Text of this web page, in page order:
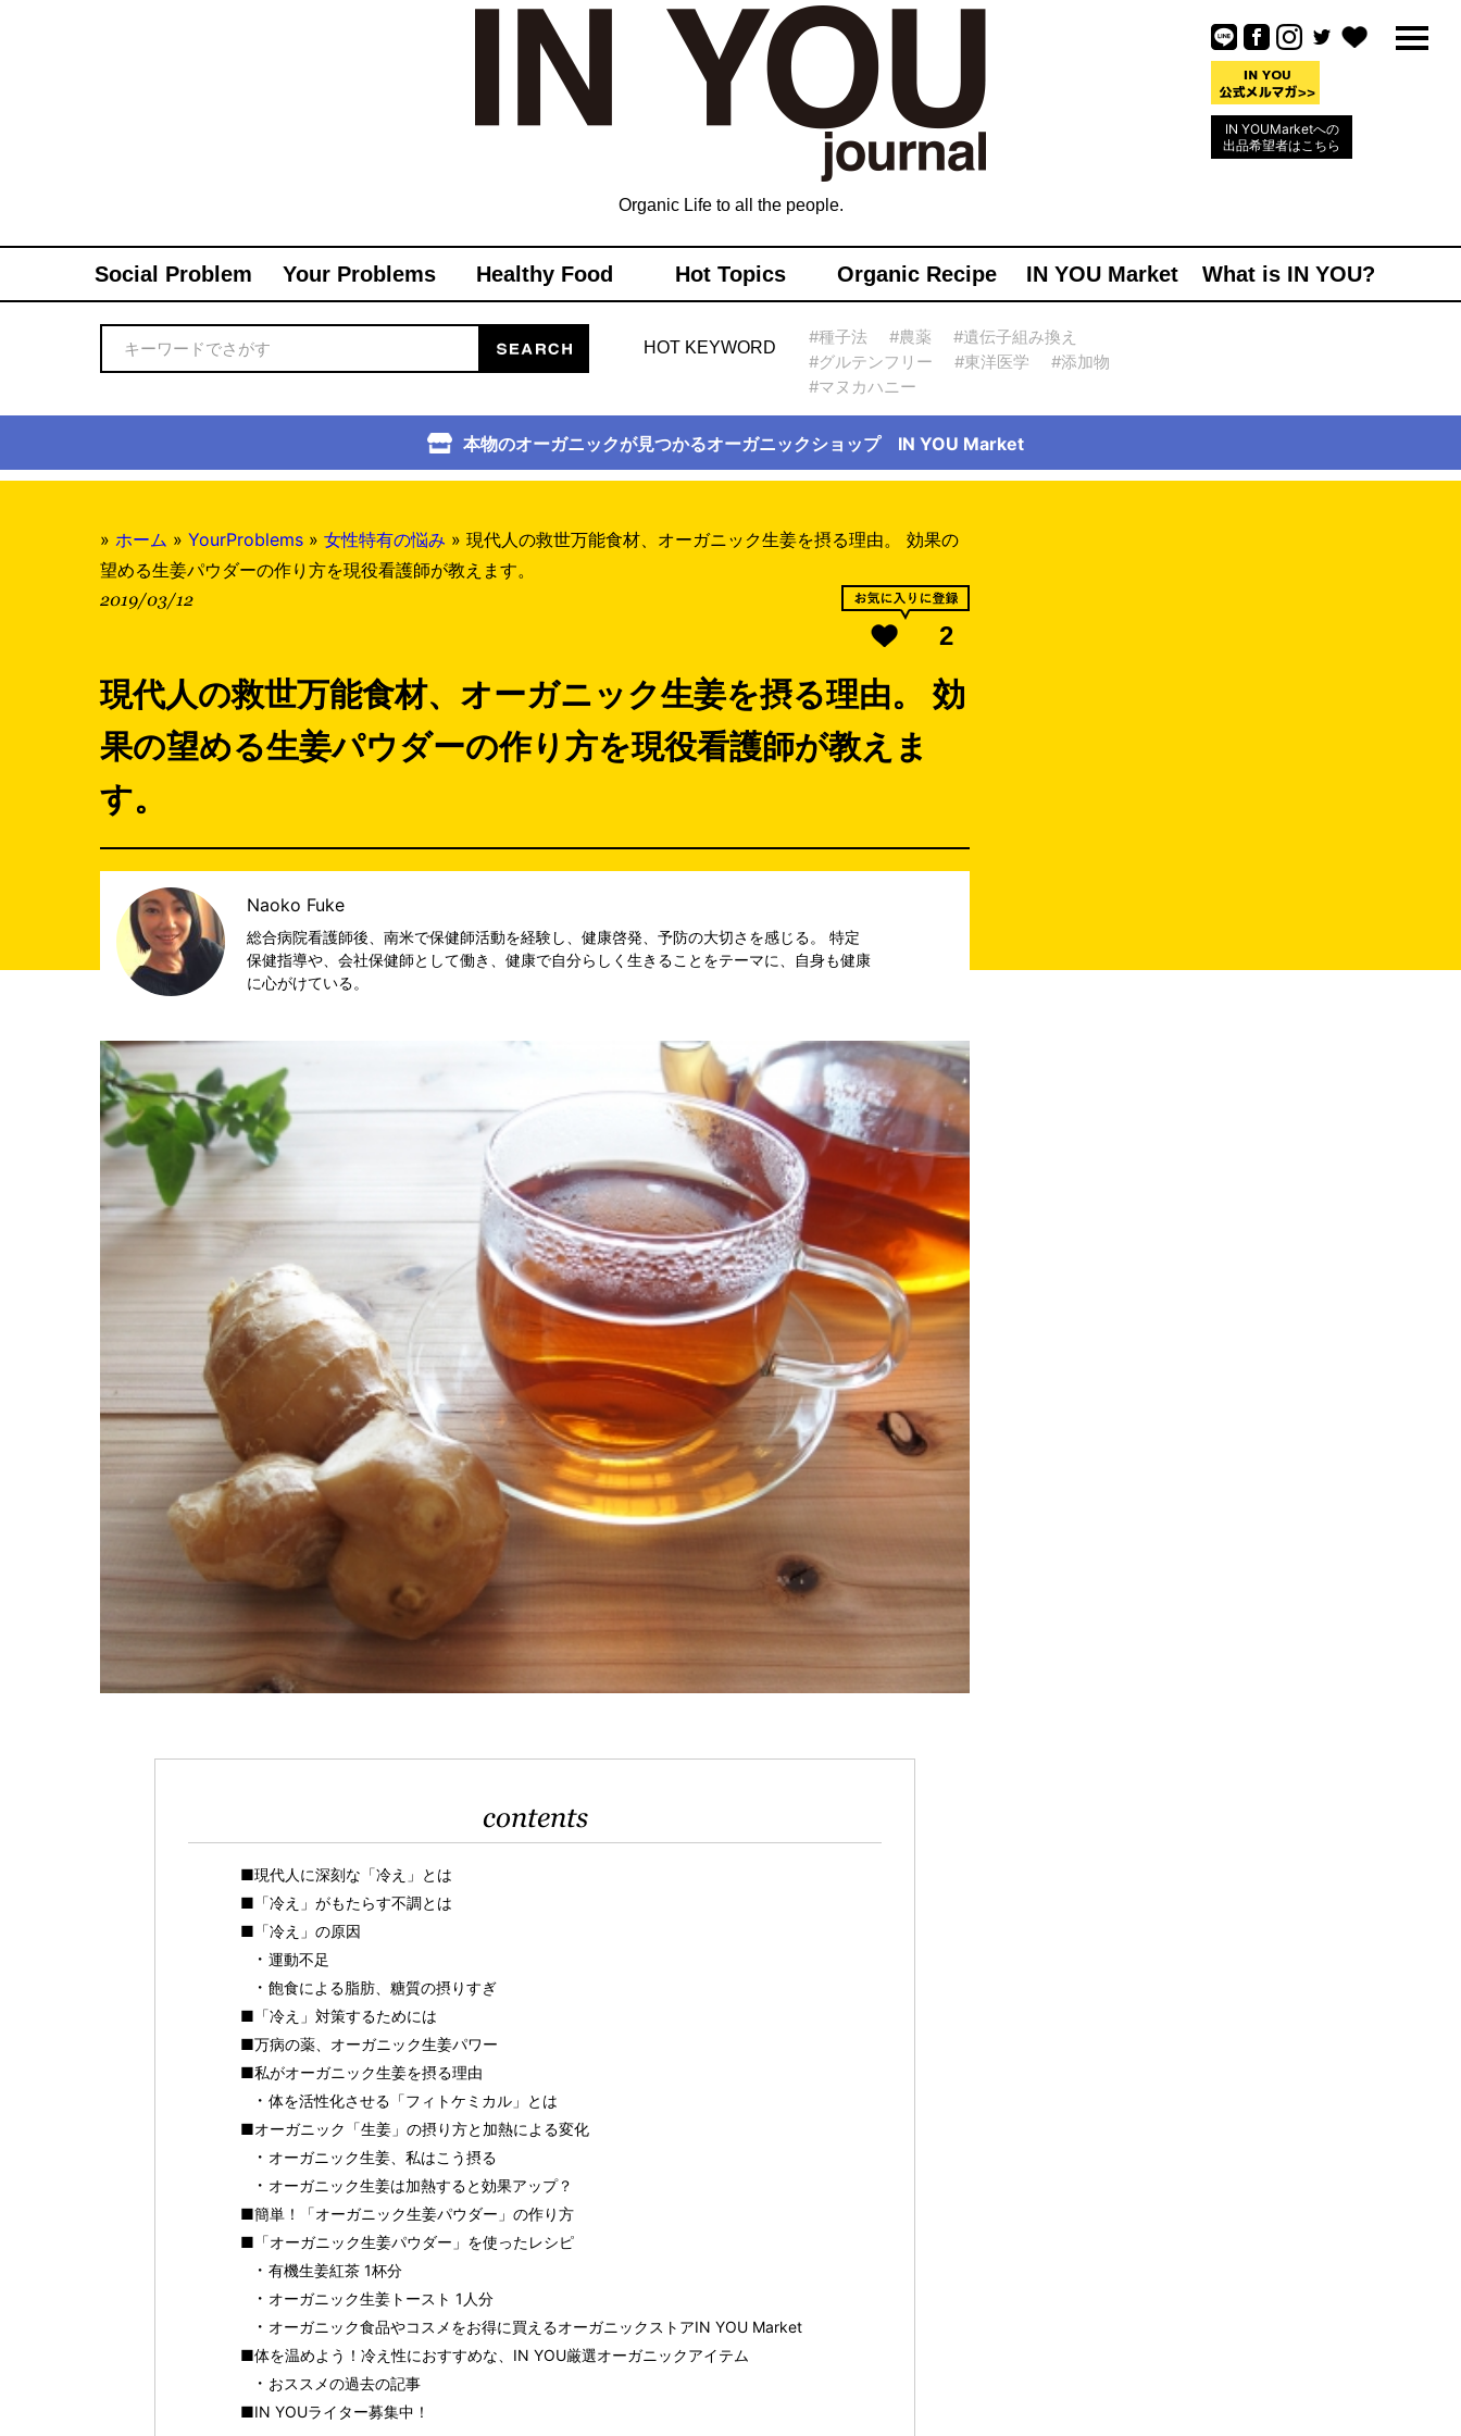
IN YOUMarketへの
出品希望者はこちら
Organic Life to all the people.
Social Problem Your Problems Healthy Food Hot Topics Organic Recipe IN YOU Market What is IN YOU?
HOT KEYWORD
#種子法 #農薬
#遺伝子組み換え
#グルテンフリー
#東洋医学
#添加物
#マヌカハニー
本物のオーガニックが見つかるオーガニックショップ IN YOU Market
» ホーム » YourProblems » 女性特有の悩み » 現代人の救世万能食材、オーガニック生姜を摂る理由。 効果の
望める生姜パウダーの作り方を現役看護師が教えます。
2019/03/12
2
現代人の救世万能食材、オーガニック生姜を摂る理由。 効
果の望める生姜パウダーの作り方を現役看護師が教えま
す。
Naoko Fuke
総合病院看護師後、南米で保健師活動を経験し、健康啓発、予防の大切さを感じる。 特定
保健指導や、会社保健師として働き、健康で自分らしく生きることをテーマに、自身も健康
に心がけている。
contents
■現代人に深刻な「冷え」とは
■「冷え」がもたらす不調とは
■「冷え」の原因
運動不足
飽食による脂肪、糖質の摂りすぎ
■「冷え」対策するためには
■万病の薬、オーガニック生姜パワー
■私がオーガニック生姜を摂る理由
体を活性化させる「フィトケミカル」とは
■オーガニック「生姜」の摂り方と加熱による変化
オーガニック生姜、私はこう摂る
オーガニック生姜は加熱すると効果アップ？
■簡単！「オーガニック生姜パウダー」の作り方
■「オーガニック生姜パウダー」を使ったレシピ
有機生姜紅茶 1杯分
オーガニック生姜トースト 1人分
オーガニック食品やコスメをお得に買えるオーガニックストアIN YOU Market
■体を温めよう！冷え性におすすめな、IN YOU厳選オーガニックアイテム
おススメの過去の記事
■IN YOUライター募集中！